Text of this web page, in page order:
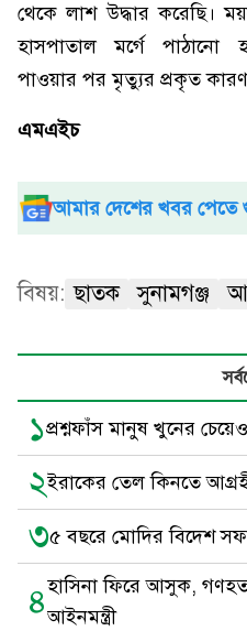
থেকে লাশ উদ্ধার করেছি।
হাসপাতাল মর্গে পাঠানো
পাওয়ার পর মৃত্যুর প্রকৃত কারণ
এমএইচ
আমার দেশের খবর
বিষয়: ছাতক সুনামগঞ্জ
১প্রশ্নফাঁস মানুষ খুনের
২ইরাকের তেল কিনতে
৩৫ বছরে মোদির বিদেশ
৪হাসিনা ফিরে আসুক,
আইনমন্ত্রী